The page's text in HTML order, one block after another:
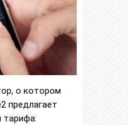
о котором
предлагает
тарифа: